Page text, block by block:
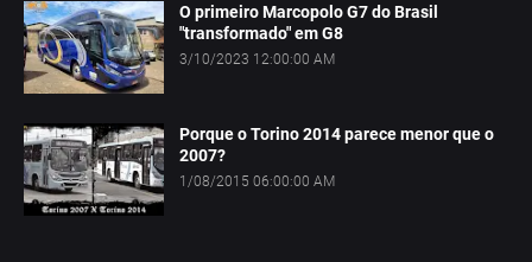
O primeiro Marcopolo G7 do Brasil
"transformado" em G8
3/10/2023 12:00:00 AM
Porque o Torino 2014 parece menor que o
2007?
1/08/2015 06:00:00 AM